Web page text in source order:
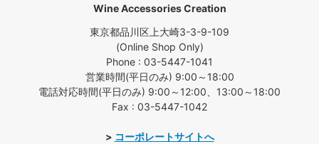
Wine Accessories Creation
東京都品川区上大崎3-3-9-109
(Online Shop Only)
Phone : 03-5447-1041
営業時間(平日のみ) 9:00～18:00
電話対応時間(平日のみ) 9:00～12:00、13:00～18:00
Fax : 03-5447-1042
> コーポレートサイトへ